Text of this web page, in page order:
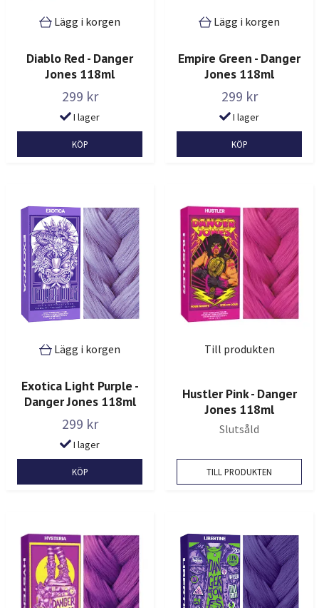
Lägg i korgen
Diablo Red - Danger
Jones 118ml
299 kr
I lager
Lägg i korgen
Empire Green - Danger
Jones 118ml
299 kr
I lager
Lägg i korgen
Exotica Light Purple -
Danger Jones 118ml
299 kr
I lager
Till produkten
Hustler Pink - Danger
Jones 118ml
Slutsåld
TILL PRODUKTEN